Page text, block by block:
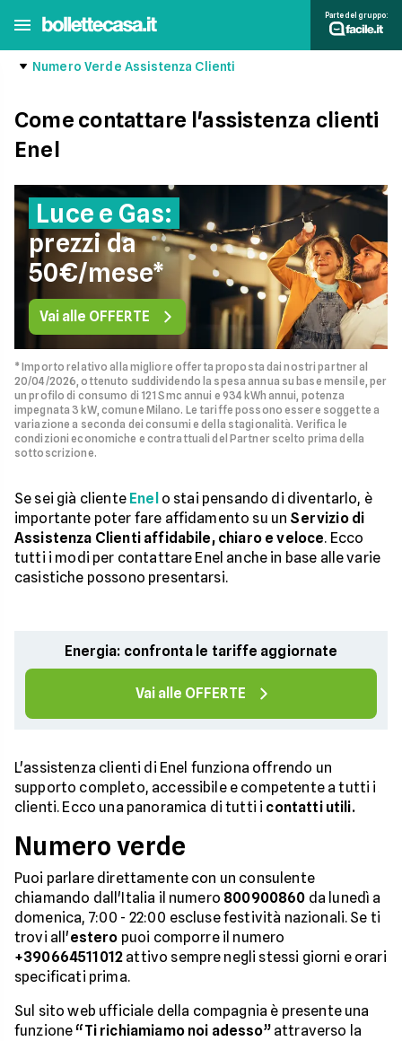
Parte del gruppo:
Numero Verde Assistenza Clienti
Come contattare l'assistenza clienti
Enel
Luce e Gas:
prezzi da
50€/mese*
Vai alle OFFERTE
* Importo relativo alla migliore offerta proposta dai nostri partner al
20/04/2026, ottenuto suddividendo la spesa annua su base mensile, per
un profilo di consumo di 121 Smc annui e 934 kWh annui, potenza
impegnata 3 kW, comune Milano. Le tariffe possono essere soggette a
variazione a seconda dei consumi e della stagionalità. Verifica le
condizioni economiche e contrattuali del Partner scelto prima della
sottoscrizione.
Se sei già cliente Enel o stai pensando di diventarlo, è
importante poter fare affidamento su un Servizio di
Assistenza Clienti affidabile, chiaro e veloce. Ecco
tutti i modi per contattare Enel anche in base alle varie
casistiche possono presentarsi.
Energia: confronta le tariffe aggiornate
Vai alle OFFERTE
L'assistenza clienti di Enel funziona offrendo un
supporto completo, accessibile e competente a tutti i
clienti. Ecco una panoramica di tutti i contatti utili.
Numero verde
Puoi parlare direttamente con un consulente
chiamando dall'Italia il numero 800900860 da lunedì a
domenica, 7:00 - 22:00 escluse festività nazionali. Se ti
trovi all'estero puoi comporre il numero
+390664511012 attivo sempre negli stessi giorni e orari
specificati prima.
Sul sito web ufficiale della compagnia è presente una
funzione “Ti richiamiamo noi adesso”attraverso la